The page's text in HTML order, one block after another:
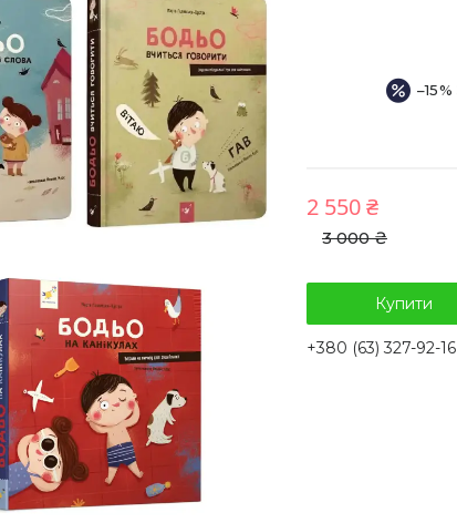
–15%
3 000 ₴
2 550 ₴
Купити
+380 (63) 327-92-16